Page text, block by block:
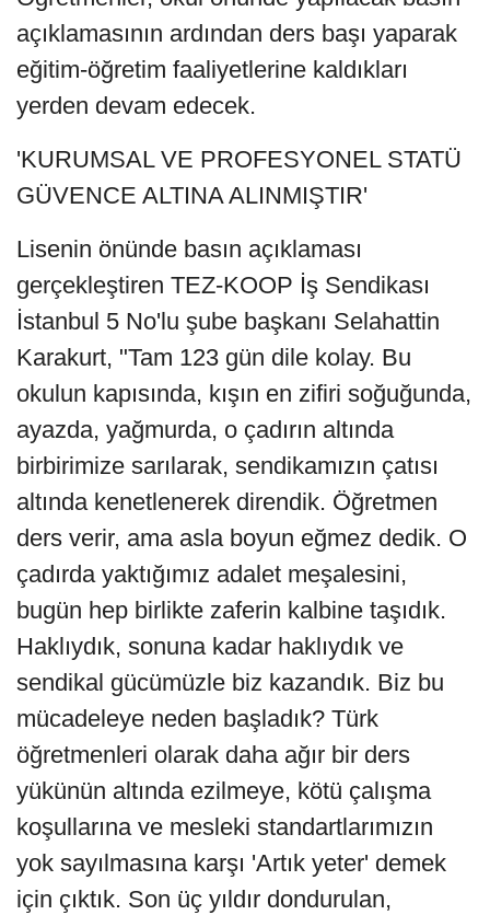
açıklamasının ardından ders başı yaparak
eğitim-öğretim faaliyetlerine kaldıkları
yerden devam edecek.
'KURUMSAL VE PROFESYONEL STATÜ
GÜVENCE ALTINA ALINMIŞTIR'
Lisenin önünde basın açıklaması
gerçekleştiren TEZ-KOOP İş Sendikası
İstanbul 5 No'lu şube başkanı Selahattin
Karakurt, "Tam 123 gün dile kolay. Bu
okulun kapısında, kışın en zifiri soğuğunda,
ayazda, yağmurda, o çadırın altında
birbirimize sarılarak, sendikamızın çatısı
altında kenetlenerek direndik. Öğretmen
ders verir, ama asla boyun eğmez dedik. O
çadırda yaktığımız adalet meşalesini,
bugün hep birlikte zaferin kalbine taşıdık.
Haklıydık, sonuna kadar haklıydık ve
sendikal gücümüzle biz kazandık. Biz bu
mücadeleye neden başladık? Türk
öğretmenleri olarak daha ağır bir ders
yükünün altında ezilmeye, kötü çalışma
koşullarına ve mesleki standartlarımızın
yok sayılmasına karşı 'Artık yeter' demek
için çıktık. Son üç yıldır dondurulan,